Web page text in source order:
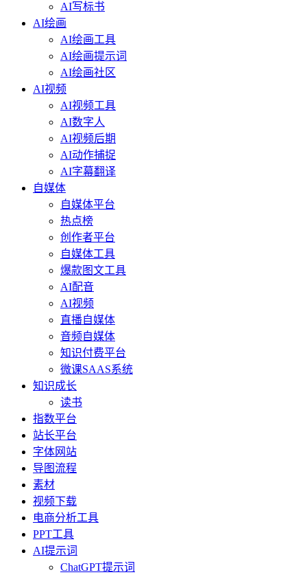
AI写标书
AI绘画
AI绘画工具
AI绘画提示词
AI绘画社区
AI视频
AI视频工具
AI数字人
AI视频后期
AI动作捕捉
AI字幕翻译
自媒体
自媒体平台
热点榜
创作者平台
自媒体工具
爆款图文工具
AI配音
AI视频
直播自媒体
音频自媒体
知识付费平台
微课SAAS系统
知识成长
读书
指数平台
站长平台
字体网站
导图流程
素材
视频下载
电商分析工具
PPT工具
AI提示词
ChatGPT提示词